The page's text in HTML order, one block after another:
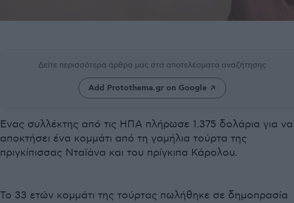
Δείτε περισσότερα άρθρα μας στα αποτελέσματα αναζήτησης
Add Protothema.gr on Google
Ένας συλλέκτης από τις ΗΠΑ πλήρωσε 1.375 δολάρια για να
αποκτήσει ένα κομμάτι από τη γαμήλια τούρτα της
πριγκίπισσας Νταϊάνα και του πρίγκιπα Κάρολου.
Το 33 ετών κομμάτι της τούρτας πωλήθηκε σε δημοπρασία